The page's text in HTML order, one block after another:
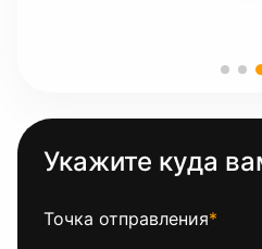
Укажите куда
Точка отправления*